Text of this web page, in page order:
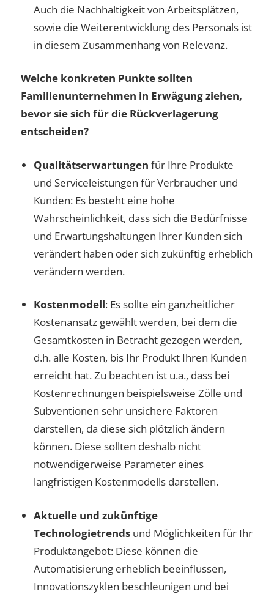
Auch die Nachhaltigkeit von Arbeitsplätzen,
sowie die Weiterentwicklung des Personals ist
in diesem Zusammenhang von Relevanz.
Welche konkreten Punkte sollten
Familienunternehmen in Erwägung ziehen,
bevor sie sich für die Rückverlagerung
entscheiden?
Qualitätserwartungen für Ihre Produkte
und Serviceleistungen für Verbraucher und
Kunden: Es besteht eine hohe
Wahrscheinlichkeit, dass sich die Bedürfnisse
und Erwartungshaltungen Ihrer Kunden sich
verändert haben oder sich zukünftig erheblich
verändern werden.
Kostenmodell: Es sollte ein ganzheitlicher
Kostenansatz gewählt werden, bei dem die
Gesamtkosten in Betracht gezogen werden,
d.h. alle Kosten, bis Ihr Produkt Ihren Kunden
erreicht hat. Zu beachten ist u.a., dass bei
Kostenrechnungen beispielsweise Zölle und
Subventionen sehr unsichere Faktoren
darstellen, da diese sich plötzlich ändern
können. Diese sollten deshalb nicht
notwendigerweise Parameter eines
langfristigen Kostenmodells darstellen.
Aktuelle und zukünftige
Technologietrends und Möglichkeiten für Ihr
Produktangebot: Diese können die
Automatisierung erheblich beeinflussen,
Innovationszyklen beschleunigen und bei